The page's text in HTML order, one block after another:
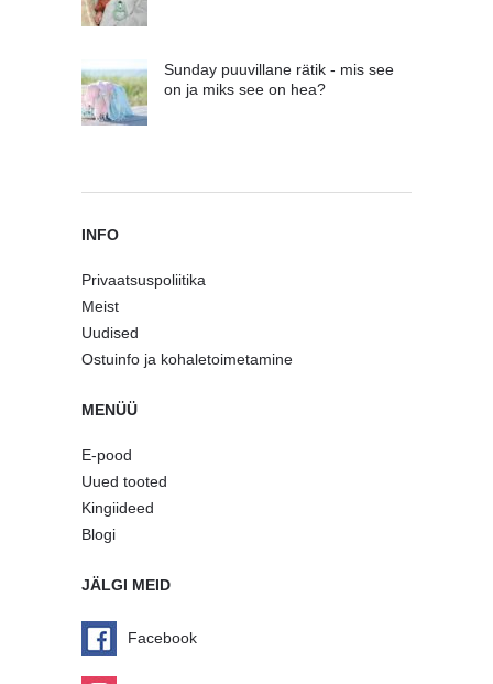
Sunday puuvillane rätik - mis see
on ja miks see on hea?
INFO
Privaatsuspoliitika
Meist
Uudised
Ostuinfo ja kohaletoimetamine
MENÜÜ
E-pood
Uued tooted
Kingiideed
Blogi
JÄLGI MEID
Facebook